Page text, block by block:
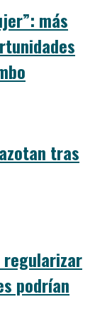
más
tras
regularizar
podrían